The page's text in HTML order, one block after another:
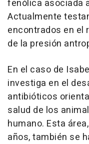
fenólica asociada
Actualmente
encontrados en el
de la presión
En el caso de
investiga en el
antibióticos
salud de los
humano. Esta
años, también se